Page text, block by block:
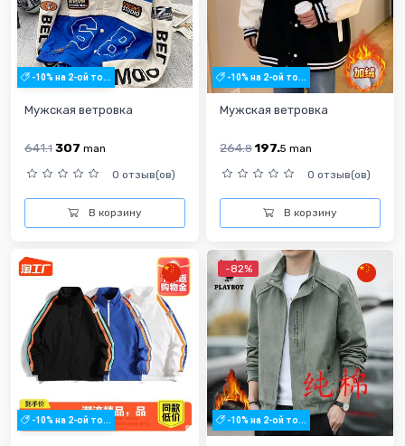
-10% на 2-ой то...
Мужская ветровка
641.1 307 man
0 отзыв(ов)
В корзину
-10% на 2-ой то...
Мужская ветровка
264.8 197.5 man
0 отзыв(ов)
В корзину
-10% на 2-ой то...
-82%
-10% на 2-ой то...